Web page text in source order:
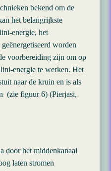
bekend om de
het belangrijkste
energie, het
worden
voorbereiding zijn om op
energie te werken. Het
naar de kruin en is als
(zie figuur 6) (Pierjasi,
door het middenkanaal
laten stromen